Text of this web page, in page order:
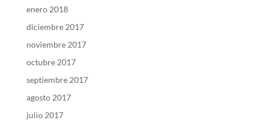
enero 2018
diciembre 2017
noviembre 2017
octubre 2017
septiembre 2017
agosto 2017
julio 2017